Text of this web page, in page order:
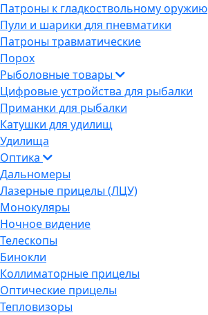
Патроны к гладкоствольному оружию
Пули и шарики для пневматики
Патроны травматические
Порох
Рыболовные товары
Цифровые устройства для рыбалки
Приманки для рыбалки
Катушки для удилищ
Удилища
Оптика
Дальномеры
Лазерные прицелы (ЛЦУ)
Монокуляры
Ночное видение
Телескопы
Бинокли
Коллиматорные прицелы
Оптические прицелы
Тепловизоры